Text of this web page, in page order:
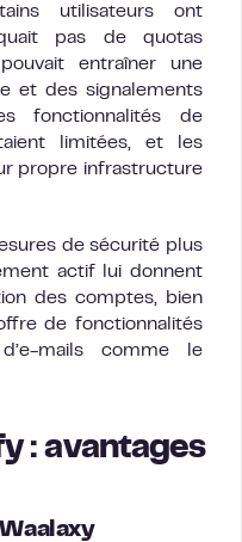
utilisateurs ont
pas de quotas
entraîner une
et des signalements
fonctionnalités de
limitées, et les
propre infrastructure
de sécurité plus
actif lui donnent
des comptes, bien
de fonctionnalités
mails comme le
: avantages